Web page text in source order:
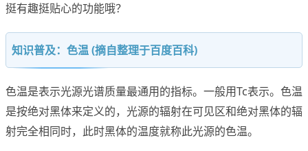
挺有趣挺贴心的功能哦？
知识普及：色温 (摘自整理于百度百科)
色温是表示光源光谱质量最通用的指标。一般用Tc表示。色温
是按绝对黑体来定义的，光源的辐射在可见区和绝对黑体的辐
射完全相同时，此时黑体的温度就称此光源的色温。